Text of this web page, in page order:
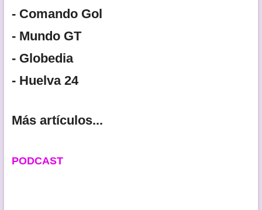
- Comando Gol
- Mundo GT
- Globedia
- Huelva 24
Más artículos...
PODCAST